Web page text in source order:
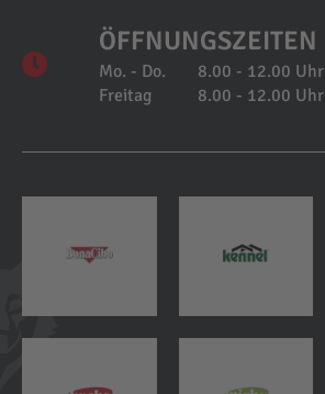
ÖFFNUNGSZEITEN
Mo. - Do. 8.00 - 12.00 Uhr
Freitag
8.00 - 12.00 Uhr